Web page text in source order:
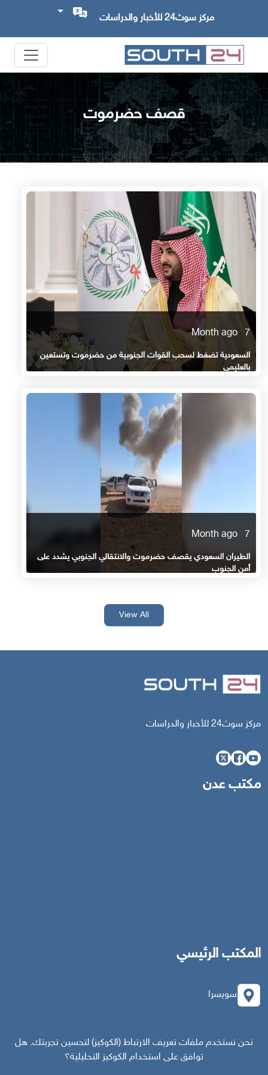
مركز سوث24 للأخبار والدراسات
قصف حضرموت
7 Month ago
السعودية تضغط لسحب القوات الجنوبية من حضرموت وتستعين
بالعليمي
7 Month ago
الطيران السعودي يقصف حضرموت والانتقالي الجنوبي يشدد على
أمن الجنوب
View All
مركز سوث24 للأخبار والدراسات
مكتب عدن
المكتب الرئيسي
سويسرا
south24.net
نحن نستخدم ملفات تعريف الارتباط (الكوكيز) لتحسين تجربتك. هل
توافق على استخدام الكوكيز التحليلية؟